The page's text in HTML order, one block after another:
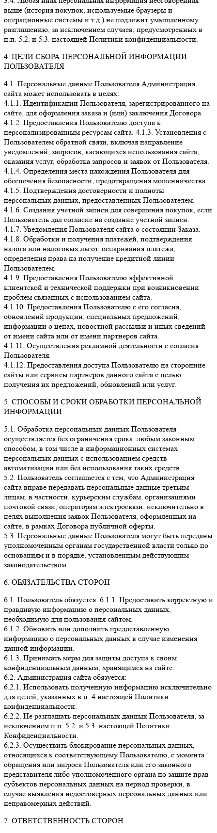
выше (история покупок, используемые браузеры и
операционные системы и т.д.) не подлежит умышленному
разглашению, за исключением случаев, предусмотренных в
п.п. 5.2. и 5.3. настоящей Политики конфиденциальности.
4. ЦЕЛИ СБОРА ПЕРСОНАЛЬНОЙ ИНФОРМАЦИИ
ПОЛЬЗОВАТЕЛЯ
4.1. Персональные данные Пользователя Администрация
сайта может использовать в целях:
4.1.1. Идентификации Пользователя, зарегистрированного на
сайте, для оформления заказа и (или) заключения Договора.
4.1.2. Предоставления Пользователю доступа к
персонализированным ресурсам сайта. 4.1.3. Установления с
Пользователем обратной связи, включая направление
уведомлений, запросов, касающихся использования сайта,
оказания услуг, обработка запросов и заявок от Пользователя.
4.1.4. Определения места нахождения Пользователя для
обеспечения безопасности, предотвращения мошенничества.
4.1.5. Подтверждения достоверности и полноты
персональных данных, предоставленных Пользователем.
4.1.6. Создания учетной записи для совершения покупок, если
Пользователь дал согласие на создание учетной записи.
4.1.7. Уведомления Пользователя сайта о состоянии Заказа.
4.1.8. Обработки и получения платежей, подтверждения
налога или налоговых льгот, оспаривания платежа,
определения права на получение кредитной линии
Пользователем.
4.1.9. Предоставления Пользователю эффективной
клиентской и технической поддержки при возникновении
проблем связанных с использованием сайта.
4.1.10. Предоставления Пользователю с его согласия,
обновлений продукции, специальных предложений,
информации о ценах, новостной рассылки и иных сведений
от имени сайта или от имени партнеров сайта.
4.1.11. Осуществления рекламной деятельности с согласия
Пользователя.
4.1.12. Предоставления доступа Пользователю на сторонние
сайты или сервисы партнеров данного сайта с целью
получения их предложений, обновлений или услуг.
5. СПОСОБЫ И СРОКИ ОБРАБОТКИ ПЕРСОНАЛЬНОЙ
ИНФОРМАЦИИ
5.1. Обработка персональных данных Пользователя
осуществляется без ограничения срока, любым законным
способом, в том числе в информационных системах
персональных данных с использованием средств
автоматизации или без использования таких средств.
5.2. Пользователь соглашается с тем, что Администрация
сайта вправе передавать персональные данные третьим
лицам, в частности, курьерским службам, организациями
почтовой связи, операторам электросвязи, исключительно в
целях выполнения заявок Пользователя, оформленных на
сайте, в рамках Договора публичной оферты.
5.3. Персональные данные Пользователя могут быть переданы
уполномоченным органам государственной власти только по
основаниям и в порядке, установленным действующим
законодательством.
6. ОБЯЗАТЕЛЬСТВА СТОРОН
6.1. Пользователь обязуется: 6.1.1. Предоставить корректную и
правдивую информацию о персональных данных,
необходимую для пользования сайтом.
6.1.2. Обновить или дополнить предоставленную
информацию о персональных данных в случае изменения
данной информации.
6.1.3. Принимать меры для защиты доступа к своим
конфиденциальным данным, хранящимся на сайте.
6.2. Администрация сайта обязуется:
6.2.1. Использовать полученную информацию исключительно
для целей, указанных в п. 4 настоящей Политики
конфиденциальности.
6.2.2. Не разглашать персональных данных Пользователя, за
исключением п.п. 5.2. и 5.3. настоящей Политики
Конфиденциальности.
6.2.3. Осуществить блокирование персональных данных,
относящихся к соответствующему Пользователю, с момента
обращения или запроса Пользователя или его законного
представителя либо уполномоченного органа по защите прав
субъектов персональных данных на период проверки, в
случае выявления недостоверных персональных данных или
неправомерных действий.
7. ОТВЕТСТВЕННОСТЬ СТОРОН